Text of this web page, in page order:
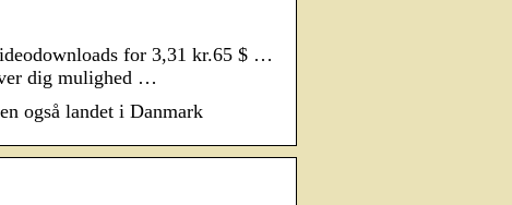
for 3,31 kr.65 $ …
dig mulighed …
også landet i Danmark